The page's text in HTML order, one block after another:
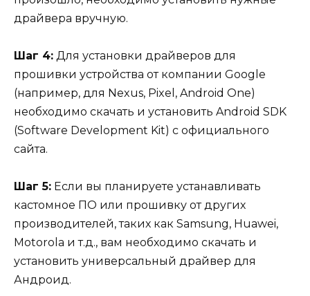
драйвера вручную.
Шаг 4: Для установки драйверов для
прошивки устройства от компании Google
(например, для Nexus, Pixel, Android One)
необходимо скачать и установить Android SDK
(Software Development Kit) с официального
сайта.
Шаг 5: Если вы планируете устанавливать
кастомное ПО или прошивку от других
производителей, таких как Samsung, Huawei,
Motorola и т.д., вам необходимо скачать и
установить универсальный драйвер для
Андроид.